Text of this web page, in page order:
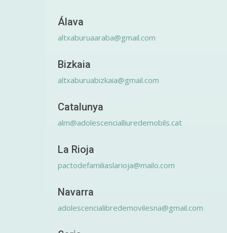
Álava
altxaburuaaraba@gmail.com
Bizkaia
altxaburuabizkaia@gmail.com
Catalunya
alm@adolescencialliuredemobils.cat
La Rioja
pactodefamiliaslarioja@mailo.com
Navarra
adolescencialibredemovilesna@gmail.com